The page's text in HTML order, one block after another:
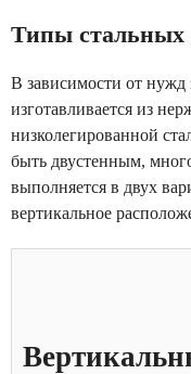
Типы стальных
В зависимости от нужд
изготавливается из
низколегированной
быть двустенным,
выполняется в двух
вертикальное